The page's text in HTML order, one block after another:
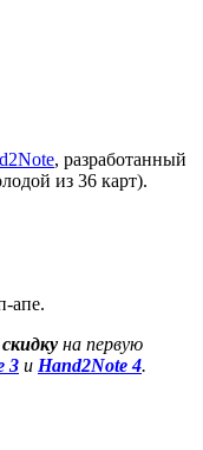
, разработанный
из 36 карт).
апе.
на первую
3 и Hand2Note 4.